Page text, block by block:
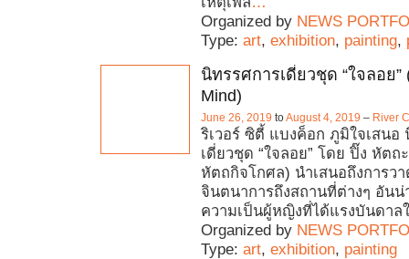
Organized by NEWS
Type: art, exhibition, painting,
นิทรรศการเดี่ยวชุด “ใจลอย”
Mind)
June 26, 2019 toAugust 4, 2019 – River
ริเวอร์ ซิตี้ แบงค็อก ภูมิใจเสนอ
เดี่ยวชุด “ใจลอย” โดย ปิ๊ง หัตถ
หัตถกิจโกศล) นำเสนอถึงการว
จินตนาการถึงสถานที่ต่างๆ อันน่
ความเป็นผู้หญิงที่ได้แรงบันดาล
Organized by NEWS
Type: art, exhibition, painting